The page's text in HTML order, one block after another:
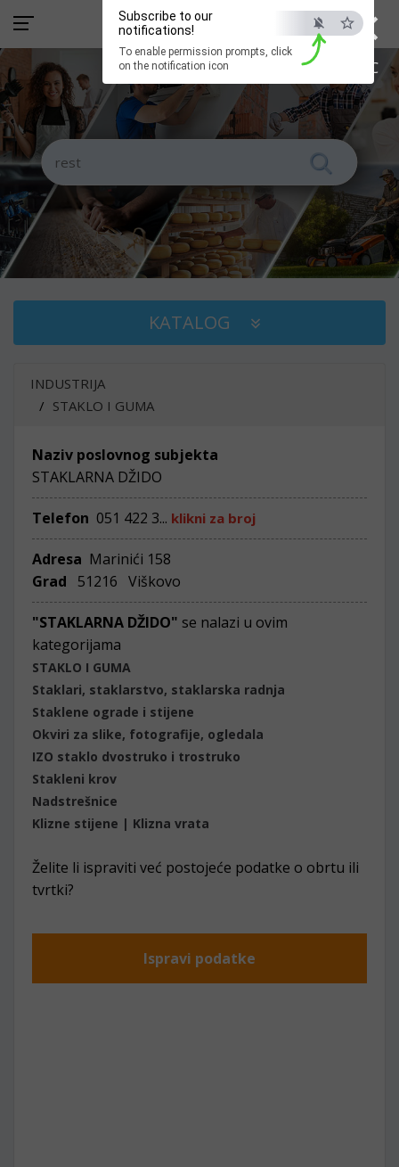
×
ESC
Subscribe to our
notifications!
To enable permission prompts, click
on the notification icon
KATALOG
INDUSTRIJA
STAKLO I GUMA
Naziv poslovnog subjekta
STAKLARNA DŽIDO
Telefon 051 422 3... klikni za broj
Adresa Marinići 158
Grad
51216 Viškovo
"STAKLARNA DŽIDO" se nalazi u ovim
kategorijama
STAKLO I GUMA
Staklari, staklarstvo, staklarska radnja
Staklene ograde i stijene
Okviri za slike, fotografije, ogledala
IZO staklo dvostruko i trostruko
Stakleni krov
Nadstrešnice
Klizne stijene | Klizna vrata
Želite li ispraviti već postojeće podatke o obrtu ili
tvrtki?
Ispravi podatke